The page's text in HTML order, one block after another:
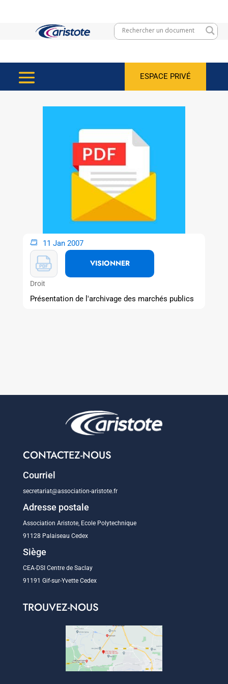
ESPACE PRIVÉ
11 Jan 2007
VISIONNER
Droit
Présentation de l'archivage des marchés publics
CONTACTEZ-NOUS
Courriel
secretariat@association-aristote.fr
Adresse postale
Association Aristote, Ecole Polytechnique
91128 Palaiseau Cedex
Siège
CEA-DSI Centre de Saclay
91191 Gif-sur-Yvette Cedex
TROUVEZ-NOUS